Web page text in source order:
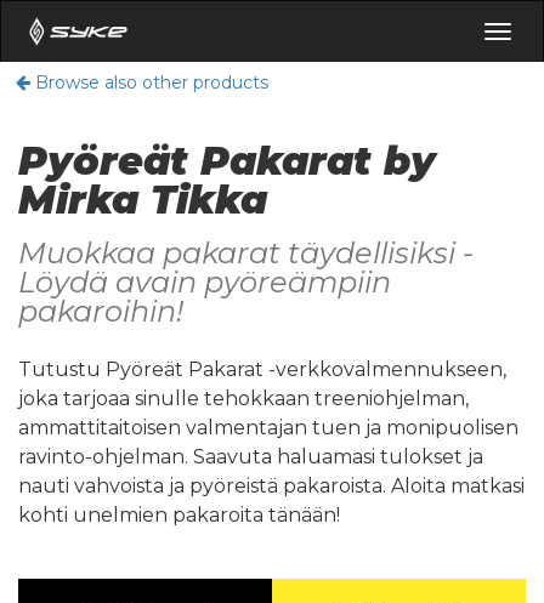
Browse also other products
Pyöreät Pakarat by
Mirka Tikka
Muokkaa pakarat täydellisiksi -
Löydä avain pyöreämpiin
pakaroihin!
Tutustu Pyöreät Pakarat -verkkovalmennukseen,
joka tarjoaa sinulle tehokkaan treeniohjelman,
ammattitaitoisen valmentajan tuen ja monipuolisen
ravinto-ohjelman. Saavuta haluamasi tulokset ja
nauti vahvoista ja pyöreistä pakaroista. Aloita matkasi
kohti unelmien pakaroita tänään!